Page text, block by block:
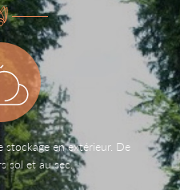
stockage en extérieur. De
sol et au sec.